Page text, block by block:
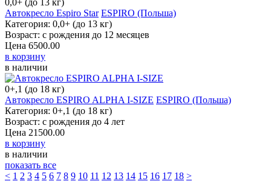
0,0+ (до 13 кг)
Автокресло Espiro Star ESPIRO (Польша)
Категория: 0,0+ (до 13 кг)
Возраст: с рождения до 12 месяцев
Цена 6500.00
в корзину
в наличии
0+,1 (до 18 кг)
Автокресло ESPIRO ALPHA I-SIZE ESPIRO (Польша)
Категория: 0+,1 (до 18 кг)
Возраст: с рождения до 4 лет
Цена 21500.00
в корзину
в наличии
показать все
< 1 2 3 4 5 6 7 8 9 10 11 12 13 14 15 16 17 18 >